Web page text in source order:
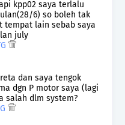
kpp02 saya terlalu
6) so boleh tak
tempat lain sebab saya
july
dan saya tengok
dgn P motor saya (lagi
salah dlm system?